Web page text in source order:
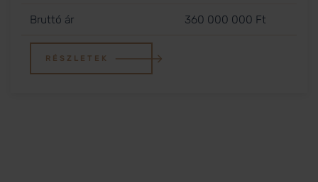
Bruttó ár 360 000 000 Ft
RÉSZLETEK